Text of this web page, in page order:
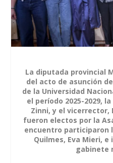
La diputada provincial
del acto de asunción
de la Universidad
el período 2025-2029,
Zinni, y el vicerrector,
fueron electos por la
encuentro participaron
Quilmes, Eva Mieri,
gabinete